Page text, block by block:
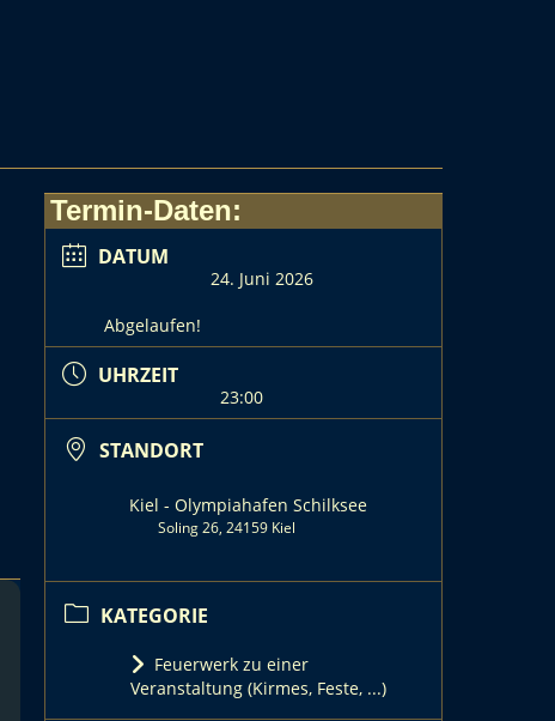
Termin-Daten:
DATUM
24. Juni 2026
Abgelaufen!
UHRZEIT
23:00
STANDORT
Kiel - Olympiahafen Schilksee
Soling 26, 24159 Kiel
KATEGORIE
Feuerwerk zu einer
Veranstaltung (Kirmes, Feste, ...)